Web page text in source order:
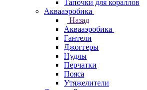
Тапочки для кораллов
Аквааэробика
Назад
Аквааэробика
Гантели
Джоггеры
Нудлы
Перчатки
Пояса
Утяжелители